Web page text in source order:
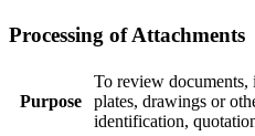
Processing of Attachments
Purpose
To review documents,
plates, drawings or
identification,